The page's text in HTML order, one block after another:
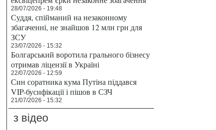
28/07/2026 - 19:48
Суддя, спійманий на незаконному
збагаченні, не знайшов 12 млн грн для
ЗСУ
23/07/2026 - 15:32
Болгарський воротила грального бізнесу
отримав ліцензії в Україні
22/07/2026 - 12:59
Син соратника кума Путіна піддався
VIP-бусифікації і пішов в СЗЧ
21/07/2026 - 15:32
з відео